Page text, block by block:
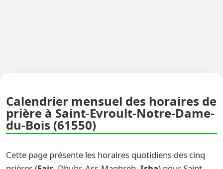
Calendrier mensuel des horaires de
prière à Saint-Evroult-Notre-Dame-
du-Bois (61550)
Cette page présente les horaires quotidiens des cinq